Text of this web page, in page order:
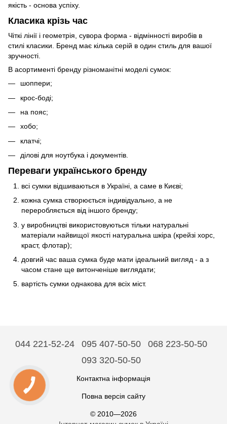
якість - основа успіху.
Класика крізь час
Чіткі лінії і геометрія, сувора форма - відмінності виробів в
стилі класики. Бренд має кілька серій в один стиль для вашої
зручності.
В асортименті бренду різноманітні моделі сумок:
шоппери;
крос-боді;
на пояс;
хобо;
клатчі;
ділові для ноутбука і документів.
Переваги українського бренду
всі сумки відшиваються в Україні, а саме в Києві;
кожна сумка створюється індивідуально, а не
переробляється від іншого бренду;
у виробництві використовуються тільки натуральні
матеріали найвищої якості натуральна шкіра (крейзі хорс,
краст, флотар);
довгий час ваша сумка буде мати ідеальний вигляд - а з
часом стане ще витонченіше виглядати;
вартість сумки однакова для всіх міст.
044 221-52-24 095 407-50-50
068 223-50-50
093 320-50-50
Контактна інформація
Повна версія сайту
© 2010—2026